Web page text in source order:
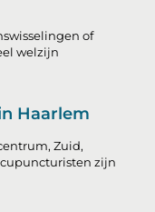
of
welzijn
Haarlem
Zuid,
zijn